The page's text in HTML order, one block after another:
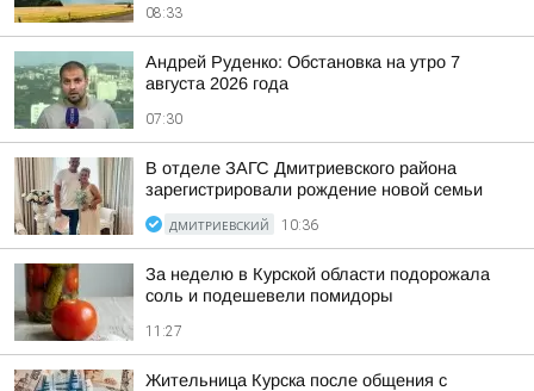
08:33
Андрей Руденко: Обстановка на утро 7
августа 2026 года
07:30
В отделе ЗАГС Дмитриевского района
зарегистрировали рождение новой семьи
ДМИТРИЕВСКИЙ 10:36
За неделю в Курской области подорожала
соль и подешевели помидоры
11:27
Жительница Курска после общения с